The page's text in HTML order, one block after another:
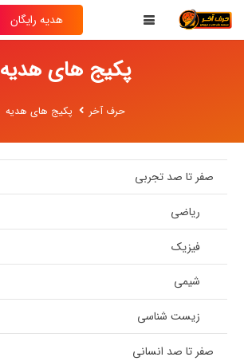
هدیه رایگان
پکیج های هدیه
حرف آخر پکیج های هدیه
صفر تا صد تجربی
ریاضی
فیزیک
شیمی
زیست شناسی
صفر تا صد انسانی